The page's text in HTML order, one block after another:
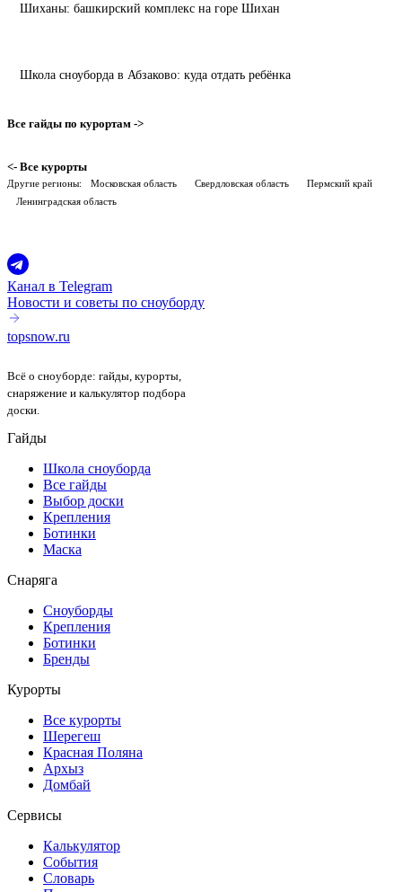
Шиханы: башкирский комплекс на горе Шихан
Школа сноуборда в Абзаково: куда отдать ребёнка
Все гайды по курортам ->
<- Все курорты
Другие регионы: Московская область Свердловская область
Пермский край
Ленинградская область
Канал в Telegram
Новости и советы по сноуборду
topsnow.ru
Всё о сноуборде: гайды, курорты,
снаряжение и калькулятор подбора
доски.
Гайды
Школа сноуборда
Все гайды
Выбор доски
Крепления
Ботинки
Маска
Снаряга
Сноуборды
Крепления
Ботинки
Бренды
Курорты
Все курорты
Шерегеш
Красная Поляна
Архыз
Домбай
Сервисы
Калькулятор
События
Словарь